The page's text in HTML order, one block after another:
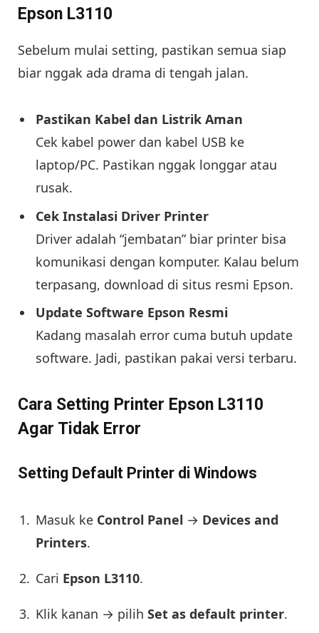
Epson L3110
Sebelum mulai setting, pastikan semua siap
biar nggak ada drama di tengah jalan.
Pastikan Kabel dan Listrik Aman
Cek kabel power dan kabel USB ke
laptop/PC. Pastikan nggak longgar atau
rusak.
Cek Instalasi Driver Printer
Driver adalah “jembatan” biar printer bisa
komunikasi dengan komputer. Kalau belum
terpasang, download di situs resmi Epson.
Update Software Epson Resmi
Kadang masalah error cuma butuh update
software. Jadi, pastikan pakai versi terbaru.
Cara Setting Printer Epson L3110
Agar Tidak Error
Setting Default Printer di Windows
Masuk ke Control Panel → Devices and
Printers.
Cari Epson L3110.
Klik kanan → pilih Set as default printer.